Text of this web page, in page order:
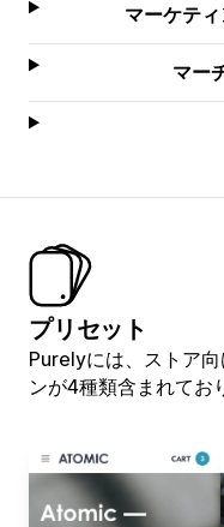
マーケテ
マー
プリセット
Purelyには、ストア
ンが4種類含まれてお